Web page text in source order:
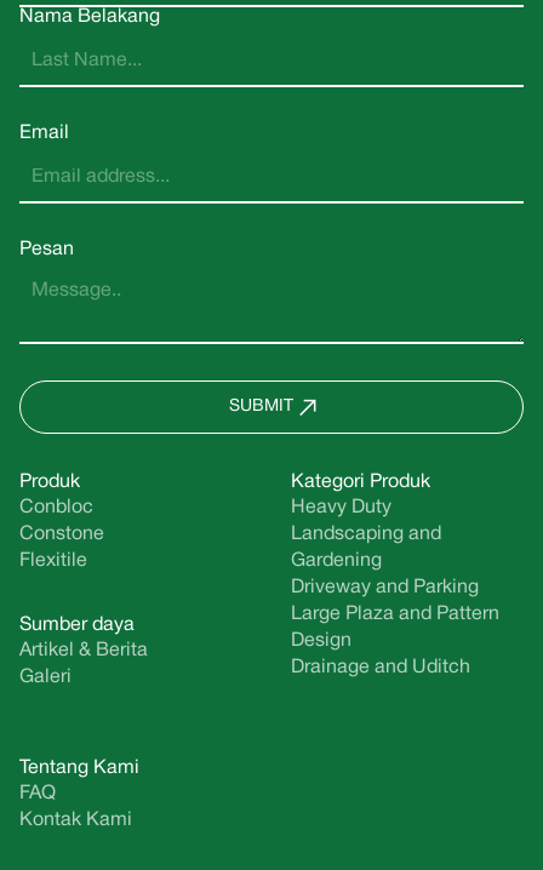
Nama Belakang
Email
Pesan
SUBMIT
Produk
Conbloc
Constone
Flexitile
Tentang Kami
FAQ
Kontak Kami
Kategori Produk
Heavy Duty
Landscaping and
Gardening
Driveway and Parking
Large Plaza and Pattern
Design
Drainage and Uditch
Sumber daya
Artikel & Berita
Galeri